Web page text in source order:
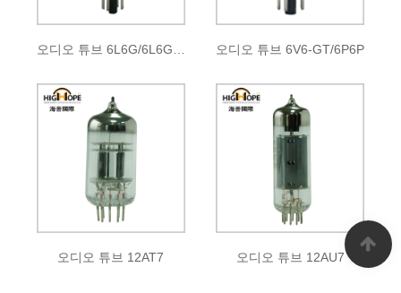
오디오 튜브 6V6-GT/6P6P
오디오 튜브 12AT7 오디오 튜브 12AU7